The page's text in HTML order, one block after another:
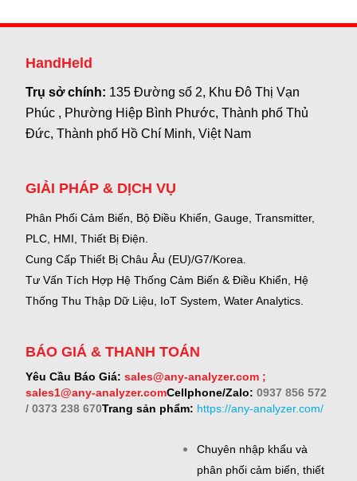
HandHeld
Trụ sở chính: 135 Đường số 2, Khu Đô Thị Vạn
Phúc , Phường Hiệp Bình Phước, Thành phố Thủ
Đức, Thành phố Hồ Chí Minh, Việt Nam
GIẢI PHÁP & DỊCH VỤ
Phân Phối Cảm Biến, Bộ Điều Khiển, Gauge, Transmitter,
PLC, HMI, Thiết Bị Điện.
Cung Cấp Thiết Bị Châu Âu (EU)/G7/Korea.
Tư Vấn Tích Hợp Hệ Thống Cảm Biến & Điều Khiển, Hệ
Thống Thu Thập Dữ Liệu, IoT System, Water Analytics.
BÁO GIÁ & THANH TOÁN
Yêu Cầu Báo Giá: sales@any-analyzer.com ;
sales1@any-analyzer.comCellphone/Zalo: 0937 856 572
/ 0373 238 670Trang sản phẩm: https://any-analyzer.com/
Chuyên nhập khẩu và
phân phối cảm biến, thiết